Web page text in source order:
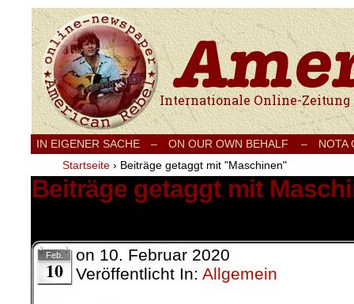
Internationale Onlinezeitung für Frieden,
IN EIGENER SACHE – ON OUR OWN BEHALF –
NOTA
Startseite › Beiträge getaggt mit "Maschinen"
Beiträge getaggt mit
Feb.
10
on 10. Februar 2020
Veröffentlicht In: Allgemein